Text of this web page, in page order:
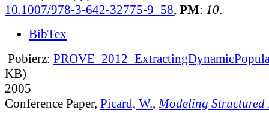
10.1007/978-3-642-32775-9_58, PM: 10.
BibTex
Pobierz:
KB)
2005
Conference Paper, Picard, W., Modeling